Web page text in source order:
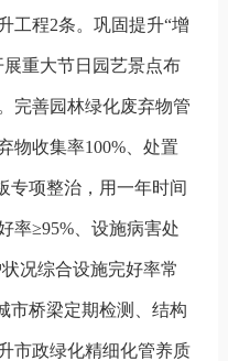
工程2条。巩固提升“增
重大节日园艺景点布
完善园林绿化废弃物管
物收集率100%、处置
专项整治，用一年时间
率≥95%、设施病害处
况综合设施完好率常
市桥梁定期检测、结构
市政绿化精细化管养质